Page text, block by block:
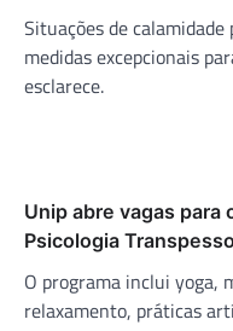
Situações de
medidas excepcionais
esclarece.
Unip abre vagas para
Psicologia
O programa inclui yoga,
relaxamento, práticas